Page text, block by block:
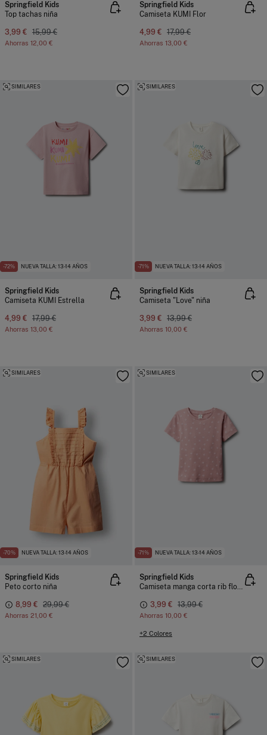
Springfield Kids
Top tachas niña
3,99 € 15,99 €
Ahorras 12,00 €
Springfield Kids
Camiseta KUMI Flor
4,99 € 17,99 €
Ahorras 13,00 €
-72% NUEVA TALLA: 13-14 AÑOS
SIMILARES
Springfield Kids
Camiseta KUMI Estrella
4,99 € 17,99 €
Ahorras 13,00 €
-71% NUEVA TALLA: 13-14 AÑOS
SIMILARES
Springfield Kids
Camiseta "Love" niña
3,99 € 13,99 €
Ahorras 10,00 €
-70% NUEVA TALLA: 13-14 AÑOS
SIMILARES
Springfield Kids
Peto corto niña
8,99 € 29,99 €
Ahorras 21,00 €
-71% NUEVA TALLA: 13-14 AÑOS
SIMILARES
Springfield Kids
Camiseta manga corta rib flores niña
3,99 € 13,99 €
Ahorras 10,00 €
+2 Colores
SIMILARES SIMILARES